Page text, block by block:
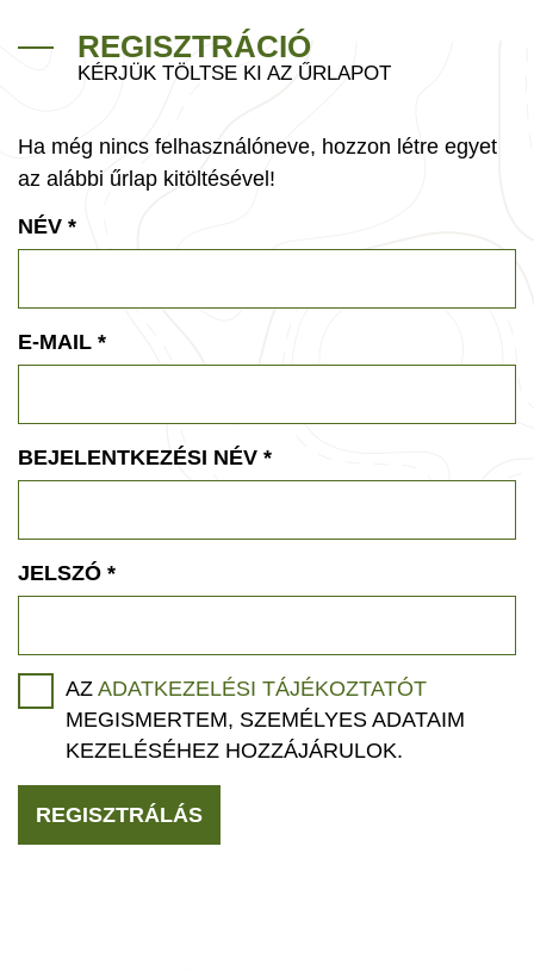
REGISZTRÁCIÓ
KÉRJÜK TÖLTSE KI AZ ŰRLAPOT
Ha még nincs felhasználóneve, hozzon létre egyet
az alábbi űrlap kitöltésével!
NÉV *
E-MAIL *
BEJELENTKEZÉSI NÉV *
JELSZÓ *
AZ ADATKEZELÉSI TÁJÉKOZTATÓT
MEGISMERTEM, SZEMÉLYES ADATAIM
KEZELÉSÉHEZ HOZZÁJÁRULOK.
REGISZTRÁLÁS